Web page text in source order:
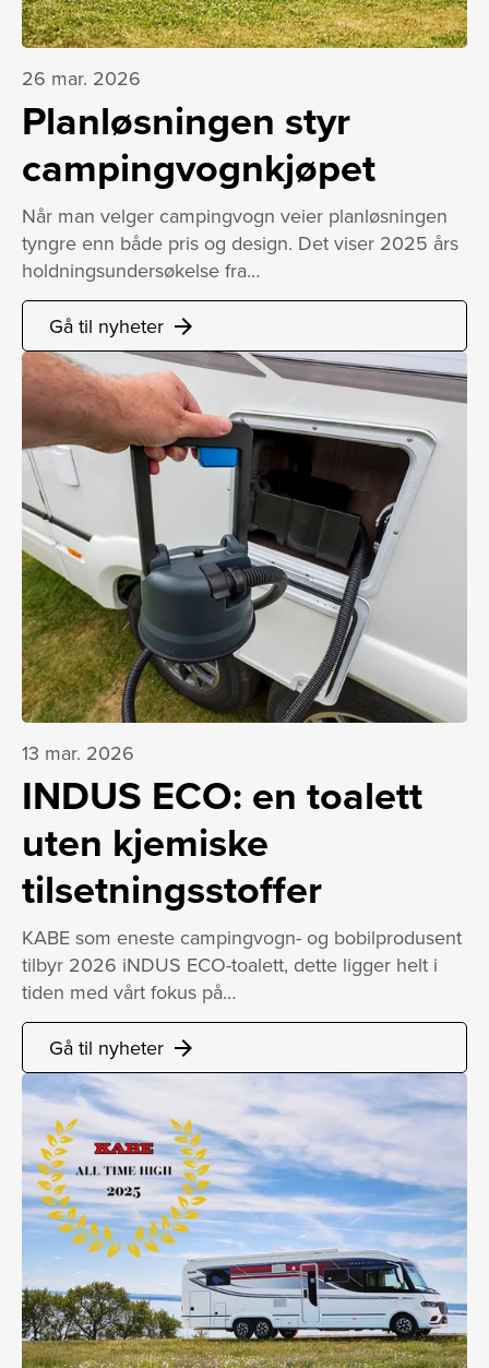
26 mar. 2026
Planløsningen styr
campingvognkjøpet
Når man velger campingvogn veier planløsningen
tyngre enn både pris og design. Det viser 2025 års
holdningsundersøkelse fra…
Gå til nyheter arrow_forward
13 mar. 2026
INDUS ECO: en toalett
uten kjemiske
tilsetningsstoffer
KABE som eneste campingvogn- og bobilprodusent
tilbyr 2026 iNDUS ECO-toalett, dette ligger helt i
tiden med vårt fokus på…
Gå til nyheter arrow_forward